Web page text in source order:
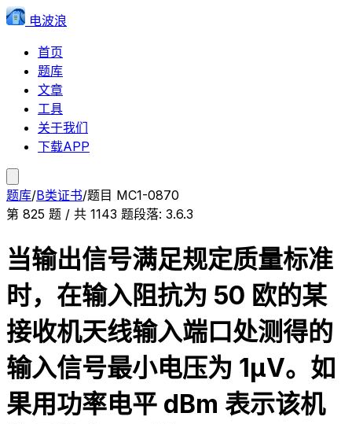
电波浪
首页
题库
文章
工具
关于我们
下载APP
题库/B类证书/题目 MC1-0870
第 825 题 / 共 1143 题段落: 3.6.3
当输出信号满足规定质量标准
时，在输入阻抗为 50 欧的某
接收机天线输入端口处测得的
输入信号最小电压为 1μV。如
果用功率电平 dBm 表示该机